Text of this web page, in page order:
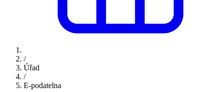
/
Úřad
/
E-podatelna